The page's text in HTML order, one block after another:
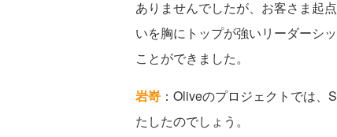
ありませんでしたが、お客さま起
いを胸にトップが強いリーダーシ
ことができました。
岩嵜 ：Oliveのプロジェクトでは
たしたのでしょう。